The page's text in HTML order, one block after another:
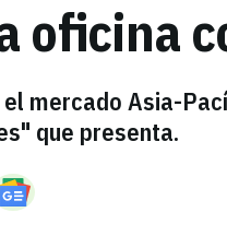
oficina
mercado Asia-
que presenta.